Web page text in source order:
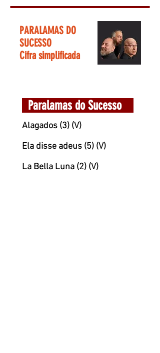
PARALAMAS DO
SUCESSO
Cifra simplificada
Paralamas do Sucesso
Alagados (3) (V)
Ela disse adeus (5) (V)
La Bella Luna (2) (V)